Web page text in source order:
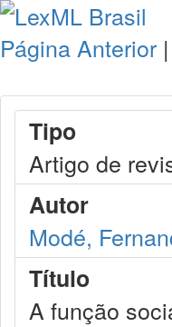
Página Anterior |
Tipo
Artigo de
Autor
Modé,
Título
A função